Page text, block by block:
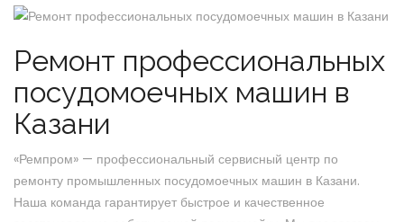
Ремонт профессиональных
посудомоечных машин в
Казани
«Ремпром» — профессиональный сервисный центр по
ремонту промышленных посудомоечных машин в Казани.
Наша команда гарантирует быстрое и качественное